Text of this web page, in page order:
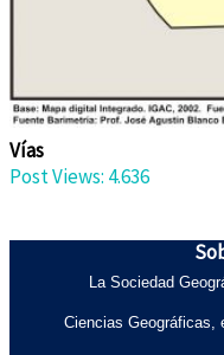
Vías
Post Views: 4.636
La Sociedad
Ciencias Geográficas,